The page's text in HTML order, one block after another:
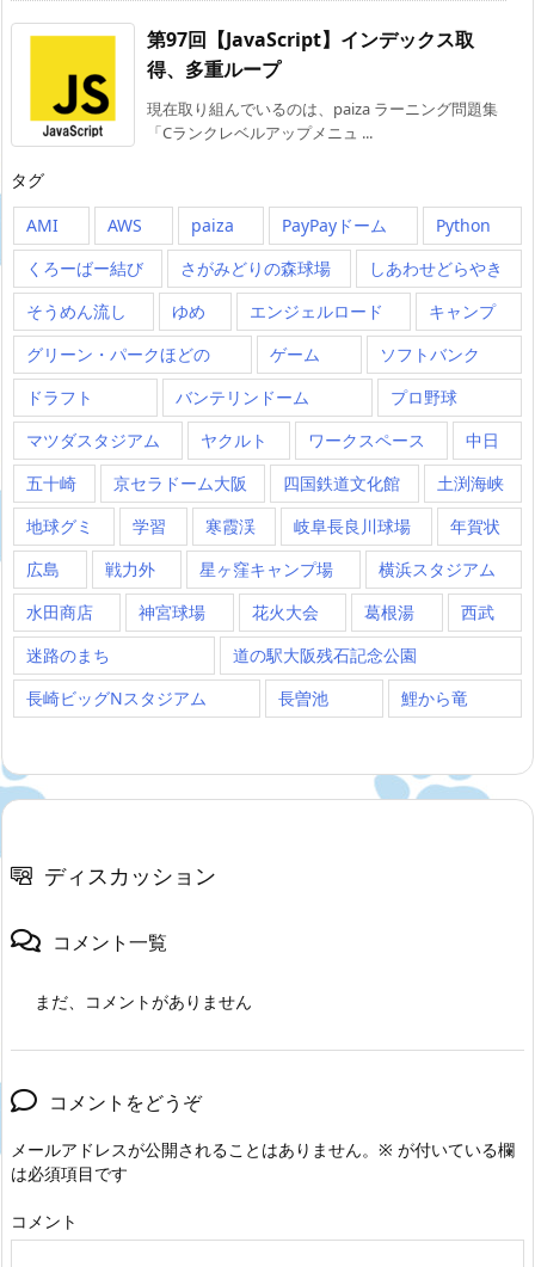
第97回【JavaScript】インデックス取
得、多重ループ
現在取り組んでいるのは、paiza ラーニング問題集
「Cランクレベルアップメニュ ...
タグ
AMI
AWS paiza PayPayドーム
Python
くろーばー結び
さがみどりの森球場
しあわせどらやき
そうめん流し
ゆめ エンジェルロード
キャンプ
グリーン・パークほどの
ゲーム
ソフトバンク
ドラフト
バンテリンドーム
プロ野球
マツダスタジアム
ヤクルト ワークスペース
中日
五十崎
京セラドーム大阪 四国鉄道文化館
土渕海峡
地球グミ
学習 寒霞渓 岐阜長良川球場
年賀状
広島
戦力外 星ヶ窪キャンプ場
横浜スタジアム
水田商店
神宮球場 花火大会 葛根湯
西武
迷路のまち
道の駅大阪残石記念公園
長崎ビッグNスタジアム
長曽池 鯉から竜
ディスカッション
コメント一覧
まだ、コメントがありません
コメントをどうぞ
メールアドレスが公開されることはありません。 ※ が付いている欄
は必須項目です
コメント